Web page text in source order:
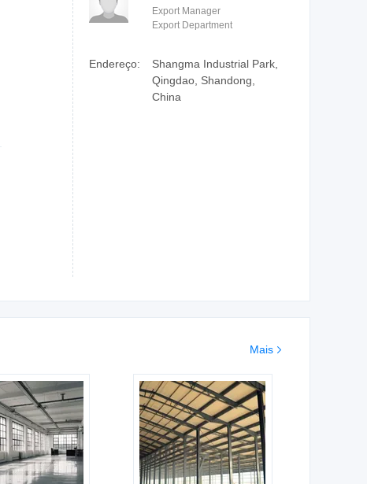
Export Manager
Export Department
Endereço:
Shangma Industrial Park,
Qingdao, Shandong,
China
Mais